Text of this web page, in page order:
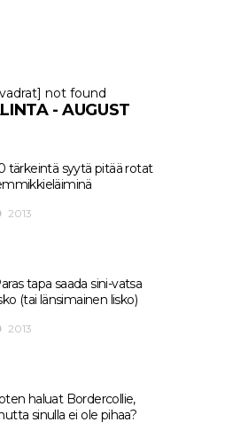
not found
- AUGUST
tärkeintä syytä pitää rotat
2013
tapa saada sini-vatsa
(tai länsimainen lisko)
2013
haluat Bordercollie,
sinulla ei ole pihaa?